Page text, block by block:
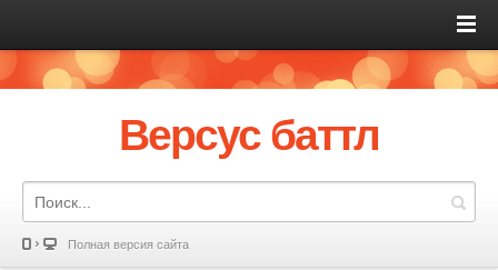
Версус баттл
Полная версия сайта